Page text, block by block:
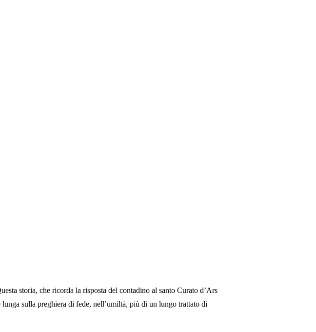
storia, che ricorda la risposta del contadino al santo Curato d’Ars
sulla preghiera di fede, nell’umiltà, più di un lungo trattato di